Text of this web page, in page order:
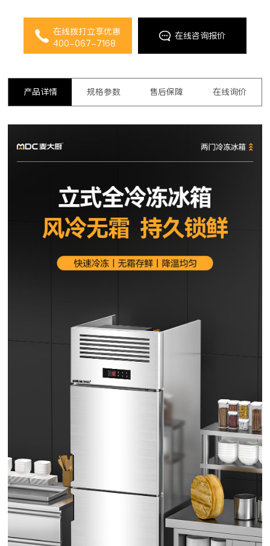
在线拨打立享优惠
400-067-7168
在线咨询报价
产品详情 规格参数 售后保障 在线询价